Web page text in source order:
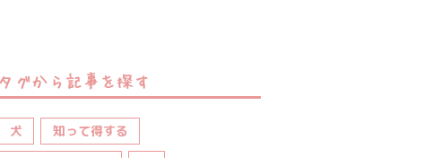
タグから記事を探す
犬
知って得する